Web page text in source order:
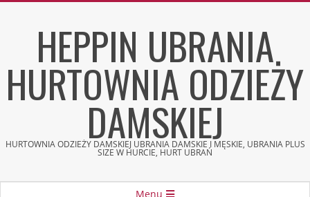
HEPPIN UBRANIA
HURTOWNIA ODZIEŻY
DAMSKIEJ
HURTOWNIA ODZIEŻY DAMSKIEJ UBRANIA DAMSKIE I MĘSKIE, UBRANIA PLUS
SIZE W HURCIE, HURT UBRAŃ
Menu